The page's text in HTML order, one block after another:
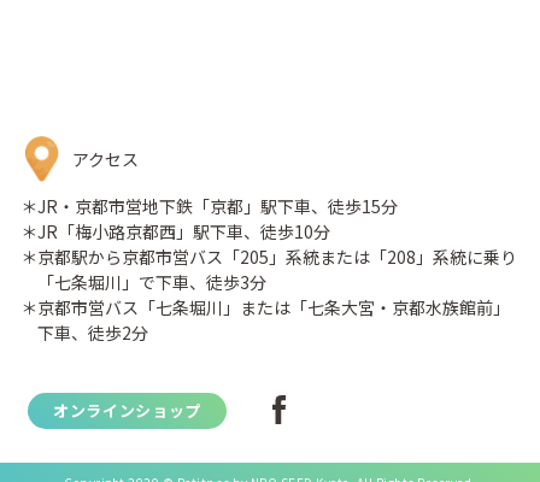
アクセス
＊JR・京都市営地下鉄「京都」駅下車、徒歩15分
＊JR「梅小路京都西」駅下車、徒歩10分
＊京都駅から京都市営バス「205」系統または「208」系統に乗り
「七条堀川」で下車、徒歩3分
＊京都市営バス「七条堀川」または「七条大宮・京都水族館前」
下車、徒歩2分
オンラインショップ